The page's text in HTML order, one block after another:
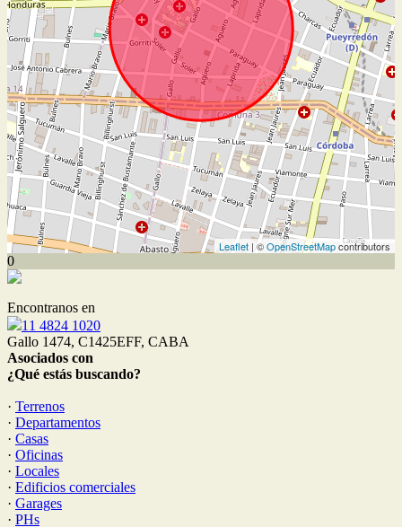
Leaflet | ©OpenStreetMapcontributors
0
Encontranos en
11 4824 1020
Gallo 1474, C1425EFF, CABA
Asociados con
¿Qué estás buscando?
· Terrenos
· Departamentos
· Casas
· Oficinas
· Locales
· Edificios comerciales
· Garages
· PHs